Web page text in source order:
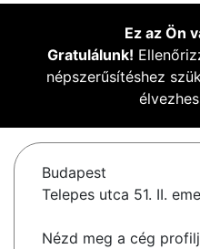
Ez az Ön
Gratulálunk!
népszerűsítéshez
Budapest
Telepes utca 51. II.
Nézd meg a cég